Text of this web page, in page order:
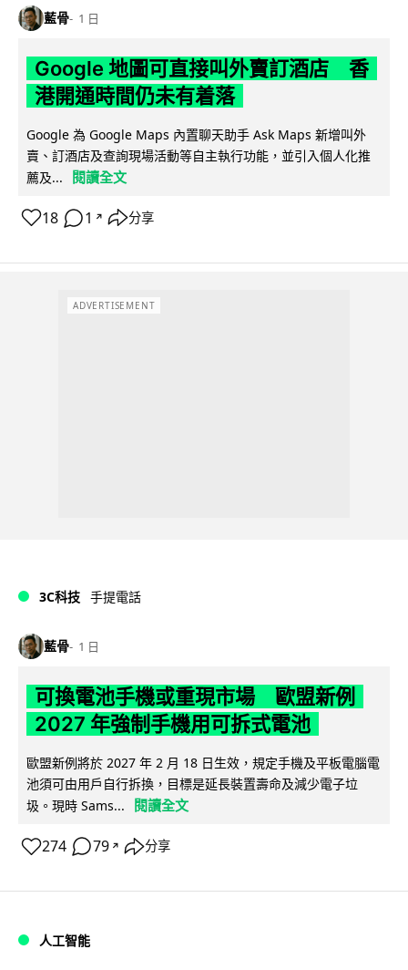
藍骨 1 日
Google 地圖可直接叫外賣訂酒店 香
港開通時間仍未有着落
Google 為 Google Maps 內置聊天助手 Ask Maps 新增叫外
賣、訂酒店及查詢現場活動等自主執行功能，並引入個人化推
薦及...
閱讀全文
18 1 ↗ 分享
ADVERTISEMENT
3C科技 手提電話
藍骨 1 日
可換電池手機或重現市場 歐盟新例
2027 年強制手機用可拆式電池
歐盟新例將於 2027 年 2 月 18 日生效，規定手機及平板電腦電
池須可由用戶自行拆換，目標是延長裝置壽命及減少電子垃
圾。現時 Sams...
閱讀全文
274 79 ↗ 分享
人工智能